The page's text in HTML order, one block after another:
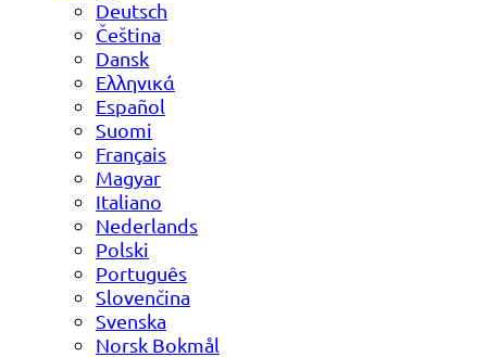
Deutsch
Čeština
Dansk
Ελληνικά
Español
Suomi
Français
Magyar
Italiano
Nederlands
Polski
Português
Slovenčina
Svenska
Norsk Bokmål